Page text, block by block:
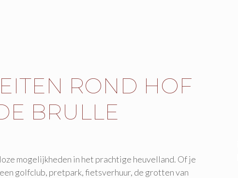
ROND HOF
BRULLE
mogelijkheden in het prachtige heuvelland. Of je
golfclub, pretpark, fietsverhuur, de grotten van